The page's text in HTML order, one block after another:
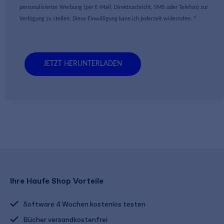
personalisierter Werbung (per E-Mail, Direktnachricht, SMS oder Telefon) zur
Verfügung zu stellen. Diese Einwilligung kann ich jederzeit widerrufen.
Ihre Haufe Shop Vorteile
Software 4 Wochen kostenlos testen
Bücher versandkostenfrei